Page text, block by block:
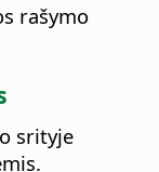
rašymo
srityje